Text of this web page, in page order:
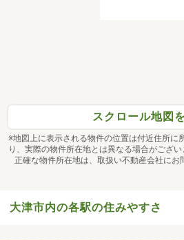
スクロール地図
※地図上に表示される物件の位置は付近住所に
り、実際の物件所在地とは異なる場合がござい
正確な物件所在地は、取扱い不動産会社にお
大津市内の各駅の住みやすさ